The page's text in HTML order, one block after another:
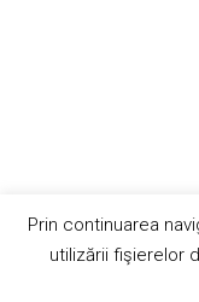
Prin continuarea
utilizării fişierelor